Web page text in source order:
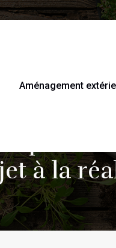
Aménagement
à la